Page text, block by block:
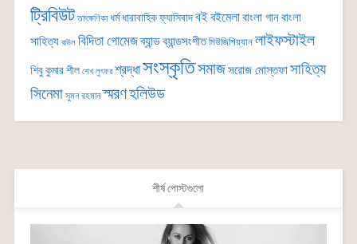
ট্রিবিউট তাৎক্ষণিকা ধর্ম ধারাবাহিকফ্যাসিবাদবইবইমেলাবাংলা গানবাংলা
সাহিত্য বাউল বিদিতা গোমেজব্যান্ডব্যান্ডসংগীত মিউজিশিয়্যান লাইফস্টাইল
শিবু কুমার শীল শেখ লুৎফর শ্রদ্ধাসংস্কৃতিসমাজসরোজ মোস্তফাসাহিত্য
সিনেমা সুমন রহমান স্মরণহলিউড
শীর্ষ পোস্টগুলো